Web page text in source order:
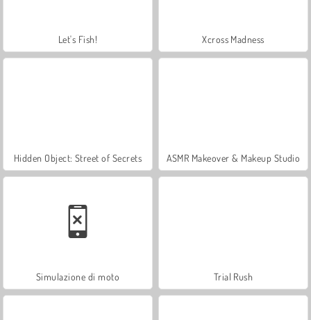
Let's Fish! Xcross Madness
Hidden Object: Street of Secrets ASMR Makeover & Makeup Studio
Simulazione di moto Trial Rush